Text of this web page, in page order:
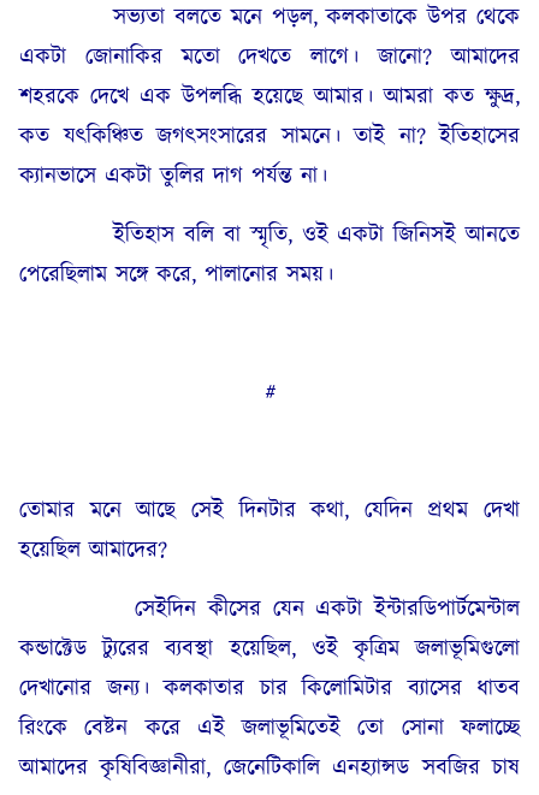
সভ্যতা বলতে মনে পড়ল, কলকাতাকে উপর থেকে
একটা জোনাকির মতো দেখতে লাগে। জানো? আমাদের
শহরকে দেখে এক উপলব্ধি হয়েছে আমার। আমরা কত ক্ষুদ্র,
কত যৎকিঞ্চিত জগৎসংসারের সামনে। তাই না? ইতিহাসের
ক্যানভাসে একটা তুলির দাগ পর্যন্ত না।
ইতিহাস বলি বা স্মৃতি, ওই একটা জিনিসই আনতে
পেরেছিলাম সঙ্গে করে, পালানোর সময়।
#
তোমার মনে আছে সেই দিনটার কথা, যেদিন প্রথম দেখা
হয়েছিল আমাদের?
সেইদিন কীসের যেন একটা ইন্টারডিপার্টমেন্টাল
কন্ডাক্টেড ট্যুরের ব্যবস্থা হয়েছিল, ওই কৃত্রিম জলাভূমিগুলো
দেখানোর জন্য। কলকাতার চার কিলোমিটার ব্যাসের ধাতব
রিংকে বেষ্টন করে এই জলাভূমিতেই তো সোনা ফলাচ্ছে
আমাদের কৃষিবিজ্ঞানীরা, জেনেটিকালি এনহ্যান্সড সবজির চাষ